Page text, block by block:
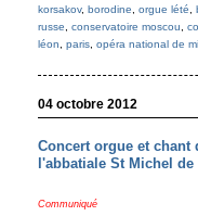
korsakov, borodine, orgue lété,
russe, conservatoire moscou,
léon, paris, opéra national de
04 octobre 2012
Concert orgue et chant
l'abbatiale St Michel de
Communiqué